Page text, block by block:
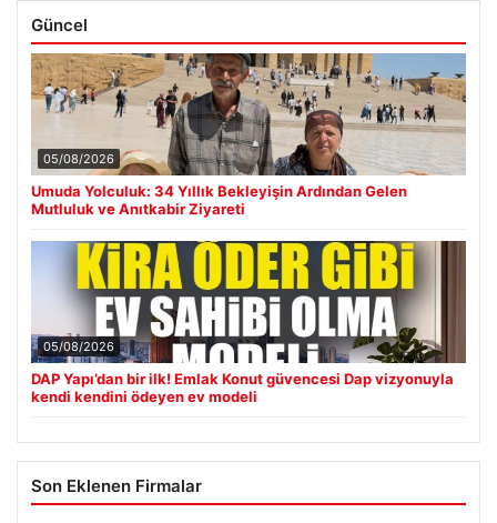
Güncel
05/08/2026
Umuda Yolculuk: 34 Yıllık Bekleyişin Ardından Gelen
Mutluluk ve Anıtkabir Ziyareti
05/08/2026
DAP Yapı’dan bir ilk! Emlak Konut güvencesi Dap vizyonuyla
kendi kendini ödeyen ev modeli
Son Eklenen Firmalar